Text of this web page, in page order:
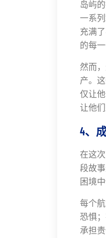
岛屿
一系
充满
的每
然而
产。
仅让
让他
4、
在这
段故
困境
每个
恐惧
承担